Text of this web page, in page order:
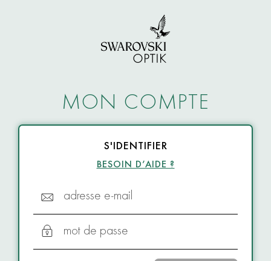
MON COMPTE
S'IDENTIFIER
BESOIN D’AIDE ?
adresse e-mail
mot de passe